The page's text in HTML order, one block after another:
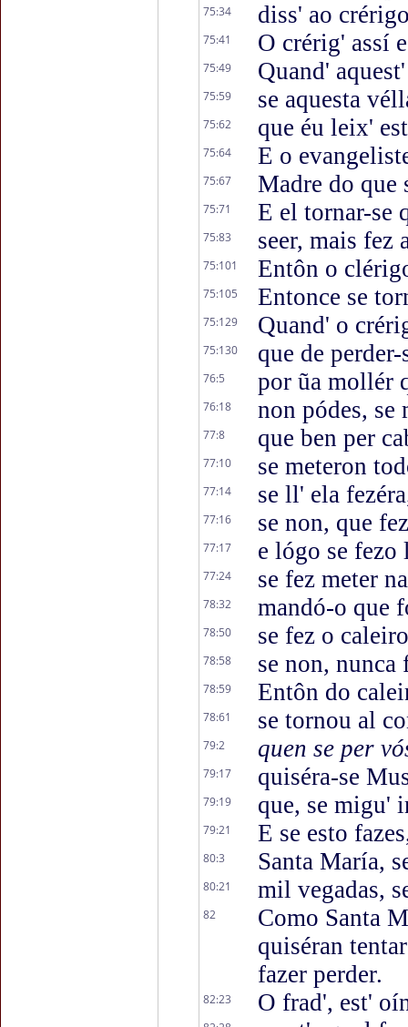
75:34 diss' ao
75:41 O crérig' assí
75:49 Quand'
75:59 se aquesta
75:62 que éu leix'
75:64 E o
75:67 Madre do que
75:71 E el tornar-se
75:83 seer, mais fez
75:101 Entôn o
75:105 Entonce se
75:129 Quand' o
75:130 que de
76:5 por ũa mollér
76:18 non pódes,
77:8 que ben per
77:10 se meteron
77:14 se ll' ela
77:16 se non, que
77:17 e lógo se
77:24 se fez meter
78:32 mandó-o que
78:50 se fez o
78:58 se non, nunca
78:59 Entôn do
78:61 se tornou al
79:2 quen se per
79:17 quiséra-se
79:19 que, se migu'
79:21 E se esto
80:3 Santa María,
80:21 mil vegadas,
82
Como Santa
quiséran
fazer perder.
82:23 O frad', est'